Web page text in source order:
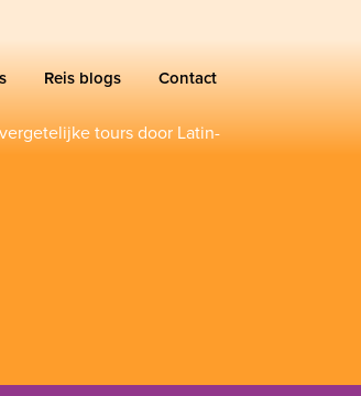
Reis blogs Contact
tours door Latin-